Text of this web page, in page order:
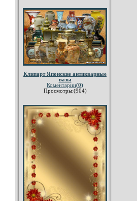
Клипарт Японские антикварные
вазы
Коментарии(0)
Просмотры:(904)